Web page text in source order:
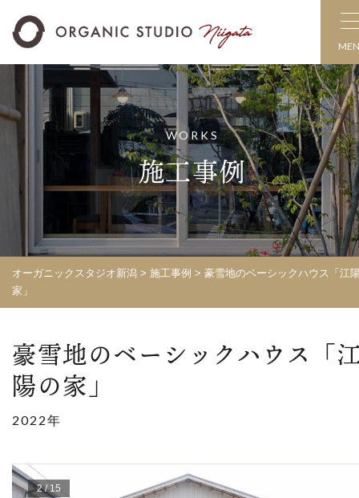
WORKS
施工事例
オーガニックスタジオ新潟 > 施工事例 > 豪雪地のベーシックハウス「江
家」
豪雪地のベーシックハウス「
陽の家」
2022年
2/15